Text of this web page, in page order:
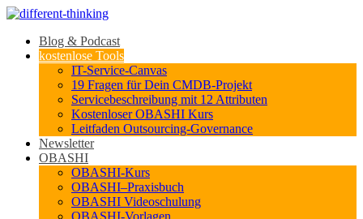
Blog & Podcast
kostenlose Tools
IT-Service-Canvas
19 Fragen für Dein CMDB-Projekt
Servicebeschreibung mit 12 Attributen
Kostenloser OBASHI Kurs
Leitfaden Outsourcing-Governance
Newsletter
OBASHI
OBASHI-Kurs
OBASHI–Praxisbuch
OBASHI Videoschulung
OBASHI-Vorlagen